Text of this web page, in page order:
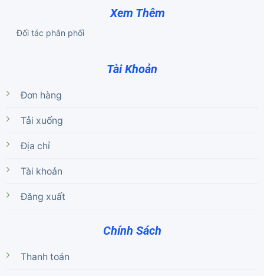
Xem Thêm
Đối tác phân phối
Tài Khoản
Đơn hàng
Tải xuống
Địa chỉ
Tài khoản
Đăng xuất
Chính Sách
Thanh toán